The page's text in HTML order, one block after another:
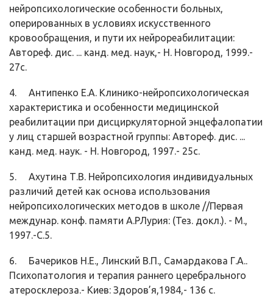
нейропсихологические особенности больных,
оперированных в условиях искусственного
кровообращения, и пути их нейрореабилитации:
Автореф. дис. ... канд. мед. наук,- Н. Новгород, 1999.-
27с.
4. Антипенко Е.А. Клинико-нейропсихологическая
характеристика и особенности медицинской
реабилитации при дисциркуляторной энцефалопатии
у лиц старшей возрастной группы: Автореф. дис. ...
канд. мед. наук. - Н. Новгород, 1997.- 25с.
5. Ахутина Т.В. Нейропсихология индивидуальных
различий детей как основа использования
нейропсихологических методов в школе //Первая
междунар. конф. памяти А.РЛурия: (Тез. докл.). - М.,
1997.-С.5.
6. Бачериков Н.Е., Линский В.П., Самардакова Г.А..
Психопатология и терапия раннего церебрального
атеросклероза.- Киев: Здоров’я,1984,- 136 с.